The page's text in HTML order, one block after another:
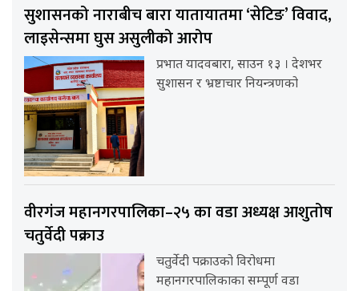
सुशासनको नाराबीच बारा यातायातमा ‘सेटिङ’ विवाद,
लाइसेन्समा घुस असुलीको आरोप
प्रभात यादवबारा, साउन १३ । देशभर
सुशासन र भ्रष्टाचार नियन्त्रणको
वीरगंज महानगरपालिका–२५ का वडा अध्यक्ष आशुतोष
चतुर्वेदी पक्राउ
चतुर्वेदी पक्राउको विरोधमा
महानगरपालिकाका सम्पूर्ण वडा